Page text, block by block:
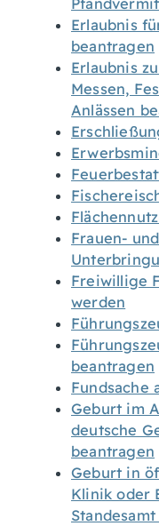
Erlaubnis
beantragen
Erlaubnis
Messen,
Anlässen
Frauen-
Freiwillige
werden
beantragen
Fundsache
Geburt im
deutsche
beantragen
Geburt in
Klinik oder